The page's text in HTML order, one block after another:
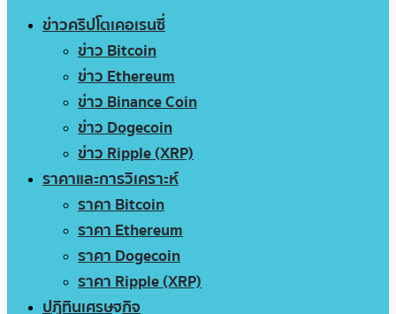
ข่าวคริปโตเคอเรนซี่
ข่าว Bitcoin
ข่าว Ethereum
ข่าว Binance Coin
ข่าว Dogecoin
ข่าว Ripple (XRP)
ราคาและการวิเคราะห์
ราคา Bitcoin
ราคา Ethereum
ราคา Dogecoin
ราคา Ripple (XRP)
ปฏิทินเศรษฐกิจ